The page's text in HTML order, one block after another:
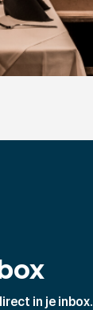
in je inbox.